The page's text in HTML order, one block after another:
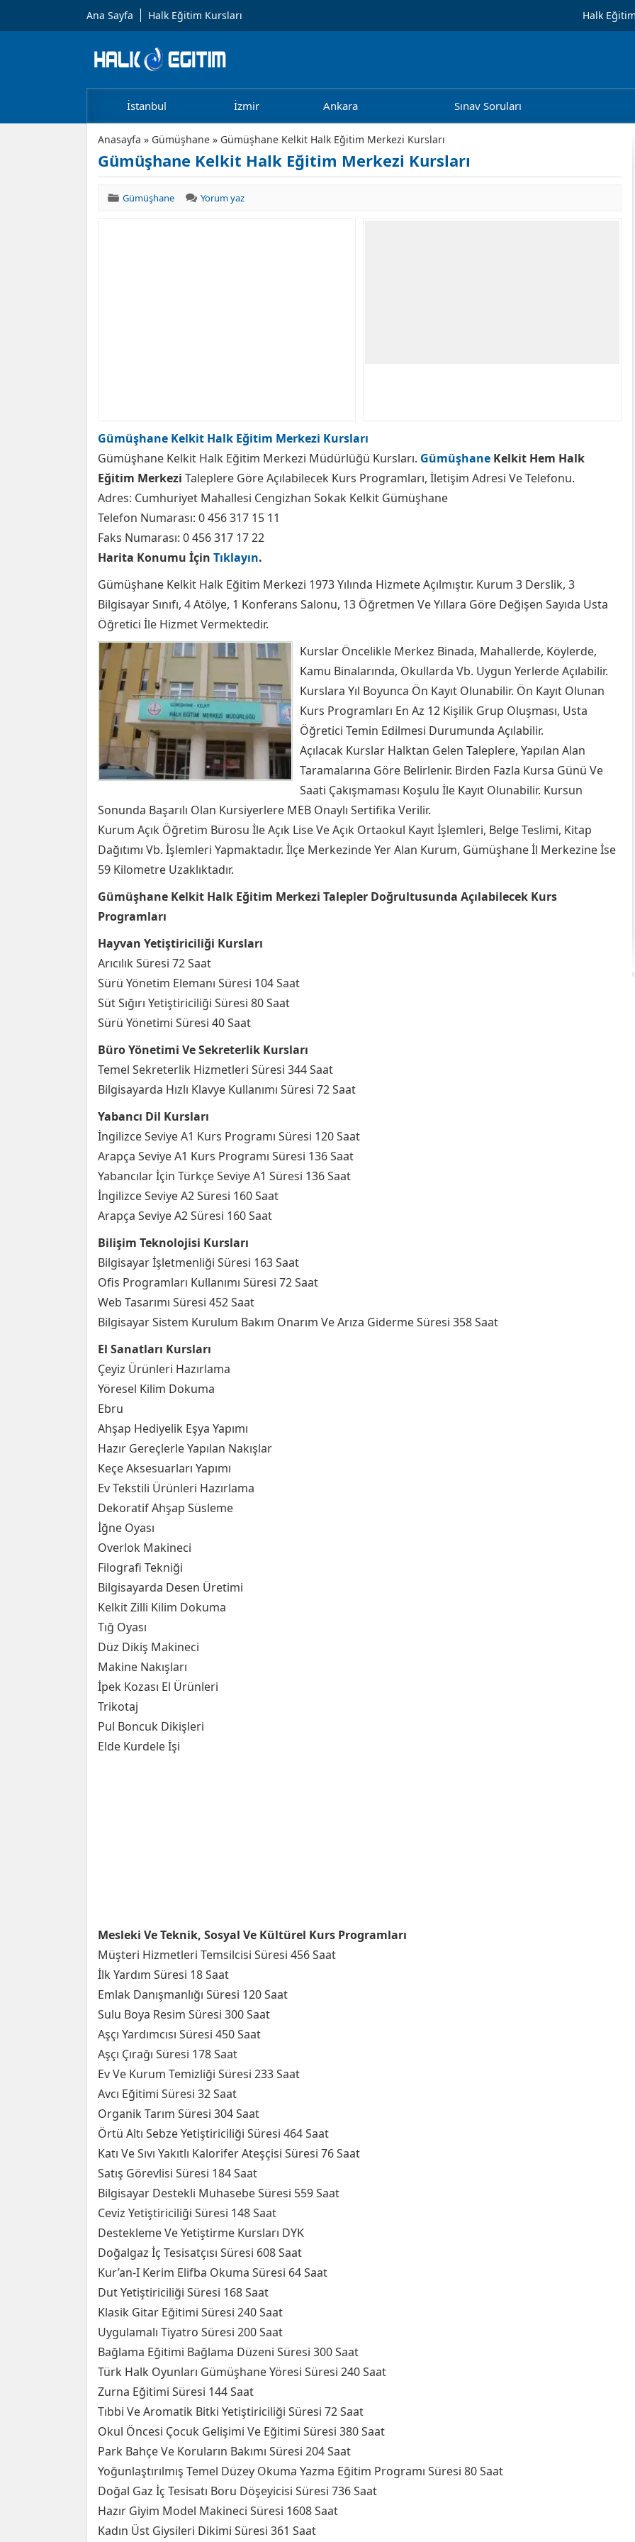
Ana Sayfa Halk Eğitim Kursları Halk
İstanbul İzmir Ankara Sınav Soruları
Anasayfa » Gümüşhane » Gümüşhane Kelkit Halk Eğitim Merkezi Kursları
Gümüşhane Kelkit Halk Eğitim Merkezi Kursları
Gümüşhane Yorum yaz
Gümüşhane Kelkit Halk Eğitim Merkezi Kursları
Gümüşhane Kelkit Halk Eğitim Merkezi Müdürlüğü Kursları. Gümüşhane Kelkit Hem Halk
Eğitim Merkezi Taleplere Göre Açılabilecek Kurs Programları, İletişim Adresi Ve Telefonu.
Adres: Cumhuriyet Mahallesi Cengizhan Sokak Kelkit Gümüşhane
Telefon Numarası: 0 456 317 15 11
Faks Numarası: 0 456 317 17 22
Harita Konumu İçin Tıklayın.
Gümüşhane Kelkit Halk Eğitim Merkezi 1973 Yılında Hizmete Açılmıştır. Kurum 3 Derslik, 3
Bilgisayar Sınıfı, 4 Atölye, 1 Konferans Salonu, 13 Öğretmen Ve Yıllara Göre Değişen Sayıda Usta
Öğretici İle Hizmet Vermektedir.
Kurslar Öncelikle Merkez Binada, Mahallerde, Köylerde,
Kamu Binalarında, Okullarda Vb. Uygun Yerlerde Açılabilir.
Kurslara Yıl Boyunca Ön Kayıt Olunabilir. Ön Kayıt Olunan
Kurs Programları En Az 12 Kişilik Grup Oluşması, Usta
Öğretici Temin Edilmesi Durumunda Açılabilir.
Açılacak Kurslar Halktan Gelen Taleplere, Yapılan Alan
Taramalarına Göre Belirlenir. Birden Fazla Kursa Günü Ve
Saati Çakışmaması Koşulu İle Kayıt Olunabilir. Kursun
Sonunda Başarılı Olan Kursiyerlere MEB Onaylı Sertifika Verilir.
Kurum Açık Öğretim Bürosu İle Açık Lise Ve Açık Ortaokul Kayıt İşlemleri, Belge Teslimi, Kitap
Dağıtımı Vb. İşlemleri Yapmaktadır. İlçe Merkezinde Yer Alan Kurum, Gümüşhane İl Merkezine İse
59 Kilometre Uzaklıktadır.
Gümüşhane Kelkit Halk Eğitim Merkezi Talepler Doğrultusunda Açılabilecek Kurs
Programları
Hayvan Yetiştiriciliği Kursları
Arıcılık Süresi 72 Saat
Sürü Yönetim Elemanı Süresi 104 Saat
Süt Sığırı Yetiştiriciliği Süresi 80 Saat
Sürü Yönetimi Süresi 40 Saat
Büro Yönetimi Ve Sekreterlik Kursları
Temel Sekreterlik Hizmetleri Süresi 344 Saat
Bilgisayarda Hızlı Klavye Kullanımı Süresi 72 Saat
Yabancı Dil Kursları
İngilizce Seviye A1 Kurs Programı Süresi 120 Saat
Arapça Seviye A1 Kurs Programı Süresi 136 Saat
Yabancılar İçin Türkçe Seviye A1 Süresi 136 Saat
İngilizce Seviye A2 Süresi 160 Saat
Arapça Seviye A2 Süresi 160 Saat
Bilişim Teknolojisi Kursları
Bilgisayar İşletmenliği Süresi 163 Saat
Ofis Programları Kullanımı Süresi 72 Saat
Web Tasarımı Süresi 452 Saat
Bilgisayar Sistem Kurulum Bakım Onarım Ve Arıza Giderme Süresi 358 Saat
El Sanatları Kursları
Çeyiz Ürünleri Hazırlama
Yöresel Kilim Dokuma
Ebru
Ahşap Hediyelik Eşya Yapımı
Hazır Gereçlerle Yapılan Nakışlar
Keçe Aksesuarları Yapımı
Ev Tekstili Ürünleri Hazırlama
Dekoratif Ahşap Süsleme
İğne Oyası
Overlok Makineci
Filografi Tekniği
Bilgisayarda Desen Üretimi
Kelkit Zilli Kilim Dokuma
Tığ Oyası
Düz Dikiş Makineci
Makine Nakışları
İpek Kozası El Ürünleri
Trikotaj
Pul Boncuk Dikişleri
Elde Kurdele İşi
Mesleki Ve Teknik, Sosyal Ve Kültürel Kurs Programları
Müşteri Hizmetleri Temsilcisi Süresi 456 Saat
İlk Yardım Süresi 18 Saat
Emlak Danışmanlığı Süresi 120 Saat
Sulu Boya Resim Süresi 300 Saat
Aşçı Yardımcısı Süresi 450 Saat
Aşçı Çırağı Süresi 178 Saat
Ev Ve Kurum Temizliği Süresi 233 Saat
Avcı Eğitimi Süresi 32 Saat
Organik Tarım Süresi 304 Saat
Örtü Altı Sebze Yetiştiriciliği Süresi 464 Saat
Katı Ve Sıvı Yakıtlı Kalorifer Ateşçisi Süresi 76 Saat
Satış Görevlisi Süresi 184 Saat
Bilgisayar Destekli Muhasebe Süresi 559 Saat
Ceviz Yetiştiriciliği Süresi 148 Saat
Destekleme Ve Yetiştirme Kursları DYK
Doğalgaz İç Tesisatçısı Süresi 608 Saat
Kur’an-I Kerim Elifba Okuma Süresi 64 Saat
Dut Yetiştiriciliği Süresi 168 Saat
Klasik Gitar Eğitimi Süresi 240 Saat
Uygulamalı Tiyatro Süresi 200 Saat
Bağlama Eğitimi Bağlama Düzeni Süresi 300 Saat
Türk Halk Oyunları Gümüşhane Yöresi Süresi 240 Saat
Zurna Eğitimi Süresi 144 Saat
Tıbbi Ve Aromatik Bitki Yetiştiriciliği Süresi 72 Saat
Okul Öncesi Çocuk Gelişimi Ve Eğitimi Süresi 380 Saat
Park Bahçe Ve Koruların Bakımı Süresi 204 Saat
Yoğunlaştırılmış Temel Düzey Okuma Yazma Eğitim Programı Süresi 80 Saat
Doğal Gaz İç Tesisatı Boru Döşeyicisi Süresi 736 Saat
Hazır Giyim Model Makineci Süresi 1608 Saat
Kadın Üst Giysileri Dikimi Süresi 361 Saat